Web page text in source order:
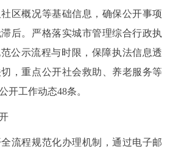
区概况等基础信息，确保公开事项
后。严格落实城市管理综合行政执
公示流程与时限，保障执法信息透
，重点公开社会救助、养老服务等
开工作动态48条。
程规范化办理机制，通过电子邮